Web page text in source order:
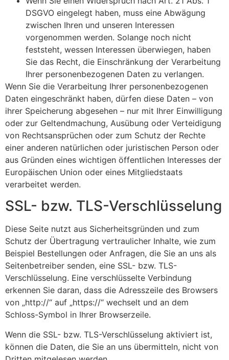
DSGVO eingelegt haben, muss eine Abwägung
zwischen Ihren und unseren Interessen
vorgenommen werden. Solange noch nicht
feststeht, wessen Interessen überwiegen, haben
Sie das Recht, die Einschränkung der Verarbeitung
Ihrer personenbezogenen Daten zu verlangen.
Wenn Sie die Verarbeitung Ihrer personenbezogenen
Daten eingeschränkt haben, dürfen diese Daten – von
ihrer Speicherung abgesehen – nur mit Ihrer Einwilligung
oder zur Geltendmachung, Ausübung oder Verteidigung
von Rechtsansprüchen oder zum Schutz der Rechte
einer anderen natürlichen oder juristischen Person oder
aus Gründen eines wichtigen öffentlichen Interesses der
Europäischen Union oder eines Mitgliedstaats
verarbeitet werden.
SSL- bzw. TLS-Verschlüsselung
Diese Seite nutzt aus Sicherheitsgründen und zum
Schutz der Übertragung vertraulicher Inhalte, wie zum
Beispiel Bestellungen oder Anfragen, die Sie an uns als
Seitenbetreiber senden, eine SSL- bzw. TLS-
Verschlüsselung. Eine verschlüsselte Verbindung
erkennen Sie daran, dass die Adresszeile des Browsers
von „http://“ auf „https://“ wechselt und an dem
Schloss-Symbol in Ihrer Browserzeile.
Wenn die SSL- bzw. TLS-Verschlüsselung aktiviert ist,
können die Daten, die Sie an uns übermitteln, nicht von